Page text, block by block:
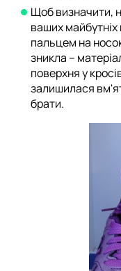
Щоб визначити,
ваших майбутніх
пальцем на
зникла –
поверхня у
залишилася
брати.